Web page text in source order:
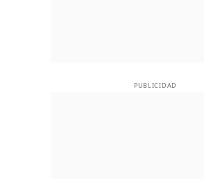
PUBLICIDAD